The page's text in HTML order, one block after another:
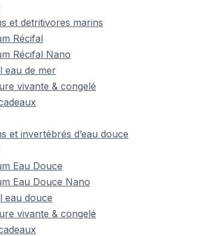
et detritivores marins
Récifal
Récifal Nano
eau de mer
vivante & congelé
et invertébrés d’eau douce
Eau Douce
Eau Douce Nano
eau douce
vivante & congelé